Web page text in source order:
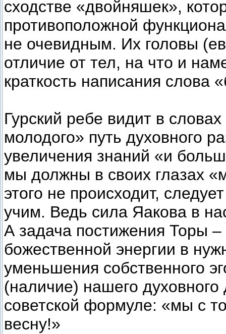
сходстве «двойняшек»,
противоположной
не очевидным. Их головы
отличие от тел, на что и
краткость написания слова
Гурский ребе видит в
молодого» путь духовного
увеличения знаний «и
мы должны в своих глазах
этого не происходит,
учим. Ведь сила Яакова в
А задача постижения Торы
божественной энергии в
уменьшения собственного
(наличие) нашего
советской формуле: «мы с
весну!»